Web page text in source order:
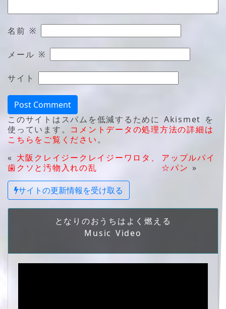
名前 ※
メール ※
サイト
このサイトはスパムを低減するために Akismet を
使っています。 コメントデータの処理方法の詳細は
こちらをご覧ください。
« 大阪クレイジークレイジーワロタ、
歯クソと汚物入れの乱
アップルパイ
☆パン »
サイトの更新情報を受け取る
となりのおうちはよく燃える
Music Video